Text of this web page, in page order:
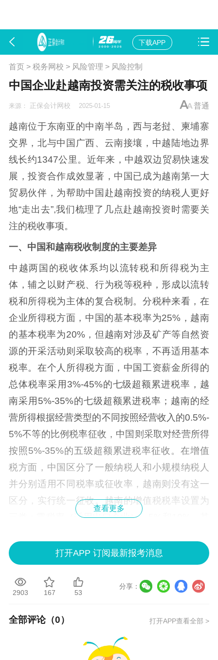
下载APP
首页> 税务网校 > 风险管理 > 风险控制
中国企业赴越南投资需关注的税收事项
来源： 正保会计网校 2025-01-15 普通
越南位于东南亚的中南半岛，西与老挝、柬埔寨
交界，北与中国广西、云南接壤，中越陆地边界
线长约1347公里。近年来，中越双边贸易快速发
展，投资合作成效显著，中国已成为越南第一大
贸易伙伴，为帮助中国赴越南投资的纳税人更好
地“走出去”,我们梳理了几点赴越南投资时需要关
注的税收事项。
一、中国和越南税收制度的主要差异
中越两国的税收体系均以流转税和所得税为主
体，辅之以财产税、行为税等税种，形成以流转
税和所得税为主体的复合税制。分税种来看，在
企业所得税方面，中国的基本税率为25%，越南
的基本税率为20%，但越南对涉及矿产等自然资
源的开采活动则采取较高的税率，不再适用基本
税率。在个人所得税方面，中国工资薪金所得的
总体税率采用3%-45%的七级超额累进税率，越
南采用5%-35%的七级超额累进税率；越南的经
营所得根据经营类型的不同按照经营收入的0.5%-
5%不等的比例税率征收，中国则采取对经营所得
按照5%-35%的五级超额累进税率征收。在增值
税方面，中国区分了一般纳税人和小规模纳税人
并分别适用不同税率或征收率，越南则没有这一
区分，实行统一征收。越南的增值税税率设置为
三类：零税率（适用出口企业）、5%和10%，其
日期间曾下调至8%；中国则设置了零税率（适用
出口企业）、适用于一般纳税人的6%、9%、1
3%三档税率及适用于小规模纳税人的3%、5%两
国要高，尤其是对大排量汽车更是征收了90%-13
二、越南的部分税收优惠政策
查看更多
打开APP 订阅最新报考消息
2903 167 53
分享：
全部评论（0） 打开APP查看全部 >